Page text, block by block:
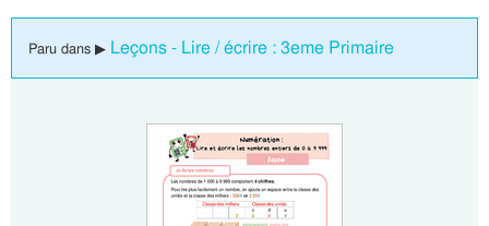
Paru dans ▶ Leçons - Lire / écrire : 3eme Primaire